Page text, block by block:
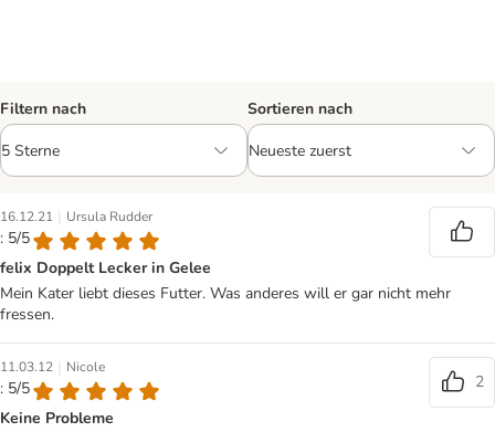
Filtern nach Sortieren nach
16.12.21 | Ursula Rudder
: 5/5
felix Doppelt Lecker in Gelee
Mein Kater liebt dieses Futter. Was anderes will er gar nicht mehr
fressen.
11.03.12 | Nicole
: 5/5
2
Keine Probleme